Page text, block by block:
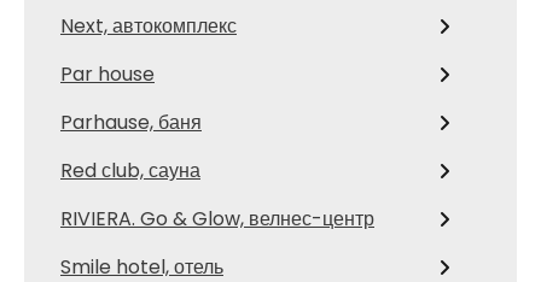
Next, автокомплекс
Par house
Parhause, баня
Red сlub, сауна
RIVIERA. Go & Glow, велнес-центр
Smile hotel, отель